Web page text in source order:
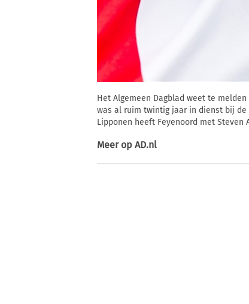
Het Algemeen Dagblad weet te
was al ruim twintig jaar in dienst bij de
Lipponen heeft Feyenoord met
Meer op AD.nl